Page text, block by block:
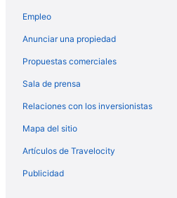
Hoteles en Salt Lick
Cabañas en Sandy Hook
Hoteles en Sandy Hook
Cabañas en Tutor Key
Cabañas en Vanceburg
Hoteles en West Liberty
Empleo
Anunciar una propiedad
Propuestas comerciales
Sala de prensa
Relaciones con los inversionistas
Mapa del sitio
Artículos de Travelocity
Publicidad